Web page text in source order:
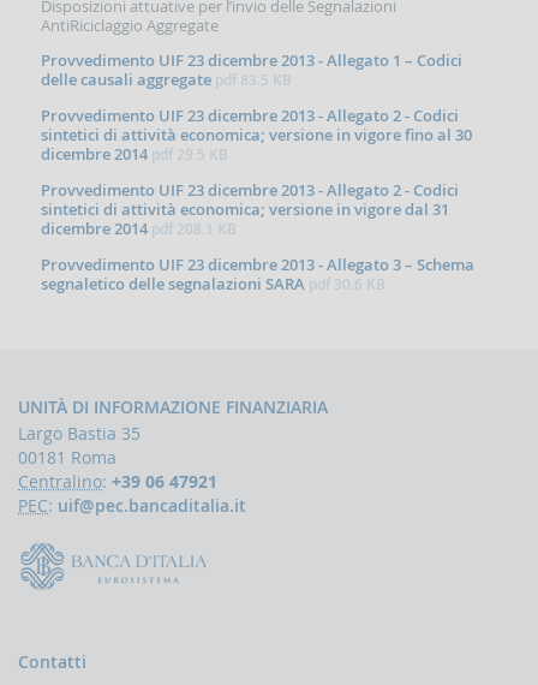
Contrasto
Paesi
minacciano
sicurezza
internazionale
Indicatori,
profili
di
anomalia
Criteri
gestione
delle
alla
Disposizioni attuative per l’invio delle Segnalazioni
AntiRiciclaggio Aggregate
Provvedimento UIF 23 dicembre 2013 - Allegato 1 – Codici
delle causali aggregate pdf 83.5 KB
Provvedimento UIF 23 dicembre 2013 - Allegato 2 - Codici
sintetici di attività economica; versione in vigore fino al 30
dicembre 2014 pdf 29.5 KB
Provvedimento UIF 23 dicembre 2013 - Allegato 2 - Codici
sintetici di attività economica; versione in vigore dal 31
dicembre 2014 pdf 208.1 KB
Provvedimento UIF 23 dicembre 2013 - Allegato 3 – Schema
segnaletico delle segnalazioni SARA pdf 30.6 KB
UNITÀ DI INFORMAZIONE FINANZIARIA
Largo Bastia 35
00181 Roma
Centralino: +39 06 47921
PEC: uif@pec.bancaditalia.it
Contatti